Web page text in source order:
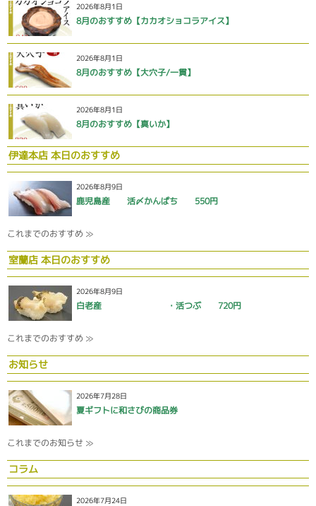
2026年8月1日
8月のおすすめ【カカオショコラアイス】
2026年8月1日
8月のおすすめ【大穴子/一貫】
2026年8月1日
8月のおすすめ【真いか】
伊達本店 本日のおすすめ
2026年8月9日
鹿児島産 活〆かんぱち 550円
これまでのおすすめ ≫
室蘭店 本日のおすすめ
2026年8月9日
白老産 ・活つぶ 720円
これまでのおすすめ ≫
お知らせ
2026年7月28日
夏ギフトに和さびの商品券
これまでのお知らせ ≫
コラム
2026年7月24日